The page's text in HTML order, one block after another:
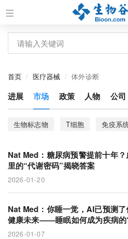
首页 医疗器械 体外诊断
进展 市场 政策 人物 公司
生物标志物 T细胞 免疫系
脊髓修复
血液检测
阿尔茨海默病
SleepFM
睡眠 代谢组学
Nat Med：糖尿病预警提前十年？
里的“代谢密码”揭晓答案
2026-01-20
Nat Med：你睡一觉，AI已预测了
健康未来——睡眠如何成为疾病的
信”？
2026-01-07